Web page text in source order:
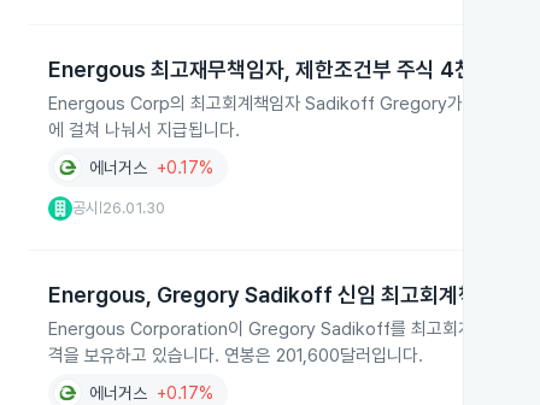
Energous 최고재무책임자, 제한조건부 주식 4천주 수령
Energous Corp의 최고회계책임자 Sadikoff Gregory가 2026년 1
에 걸쳐 나눠서 지급됩니다.
에너거스 +0.17%
공시 26.01.30
Energous, Gregory Sadikoff 신임 최고회계책임자
Energous Corporation이 Gregory Sadikoff를 최고회계책임자로
격을 보유하고 있습니다. 연봉은 201,600달러입니다.
에너거스 +0.17%